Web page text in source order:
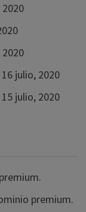
16 julio, 2020
15 julio, 2020
premium.